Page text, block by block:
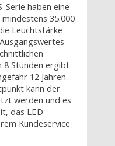
Serie haben eine
35.000
Leuchtstärke
8 Stunden ergibt
12 Jahren.
kann der
werden und es
das LED-
Kundeservice